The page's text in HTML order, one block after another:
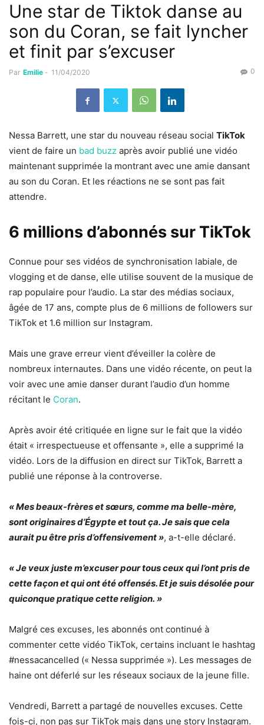
Une star de Tiktok danse au
son du Coran, se fait lyncher
et finit par s’excuser
Par Emilie - 11/04/2020 0
Nessa Barrett, une star du nouveau réseau social TikTok
vient de faire un bad buzz après avoir publié une vidéo
maintenant supprimée la montrant avec une amie dansant
au son du Coran. Et les réactions ne se sont pas fait
attendre.
6 millions d’abonnés sur TikTok
Connue pour ses vidéos de synchronisation labiale, de
vlogging et de danse, elle utilise souvent de la musique de
rap populaire pour l’audio. La star des médias sociaux,
âgée de 17 ans, compte plus de 6 millions de followers sur
TikTok et 1.6 million sur Instagram.
Mais une grave erreur vient d’éveiller la colère de
nombreux internautes. Dans une vidéo récente, on peut la
voir avec une amie danser durant l’audio d’un homme
récitant le Coran.
Après avoir été critiquée en ligne sur le fait que la vidéo
était « irrespectueuse et offensante », elle a supprimé la
vidéo. Lors de la diffusion en direct sur TikTok, Barrett a
publié une réponse à la controverse.
« Mes beaux-frères et sœurs, comme ma belle-mère,
sont originaires d’Égypte et tout ça. Je sais que cela
aurait pu être pris d’offensivement », a-t-elle déclaré.
« Je veux juste m’excuser pour tous ceux qui l’ont pris de
cette façon et qui ont été offensés. Et je suis désolée pour
quiconque pratique cette religion. »
Malgré ces excuses, les abonnés ont continué à
commenter cette vidéo TikTok, certains incluant le hashtag
#nessacancelled (« Nessa supprimée »). Les messages de
haine ont déferlé sur les réseaux sociaux de la jeune fille.
Vendredi, Barrett a partagé de nouvelles excuses. Cette
fois-ci, non pas sur TikTok mais dans une story Instagram.